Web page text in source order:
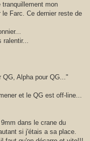
mon
Farc. Ce dernier reste de
ralentir...
QG, Alpha pour QG..."
et le QG est off-line...
dans le crane du
si j'étais a sa place.